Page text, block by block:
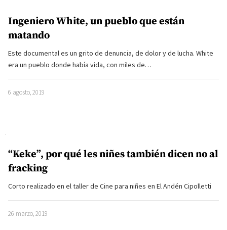
Ingeniero White, un pueblo que están
matando
Este documental es un grito de denuncia, de dolor y de lucha. White
era un pueblo donde había vida, con miles de…
6 agosto, 2019
“Keke”, por qué les niñes también dicen no al
fracking
Corto realizado en el taller de Cine para niñes en El Andén Cipolletti
26 marzo, 2019